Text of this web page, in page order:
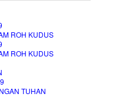
ROH KUDUS
ROH KUDUS
TUHAN